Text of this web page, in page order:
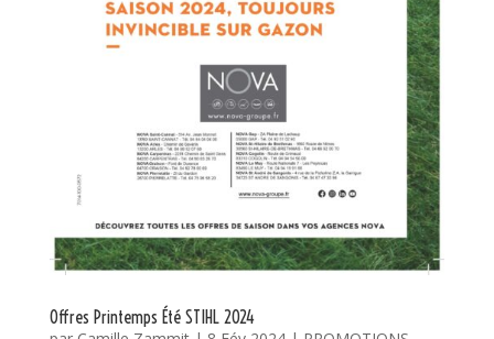
Offres Printemps Été STIHL 2024